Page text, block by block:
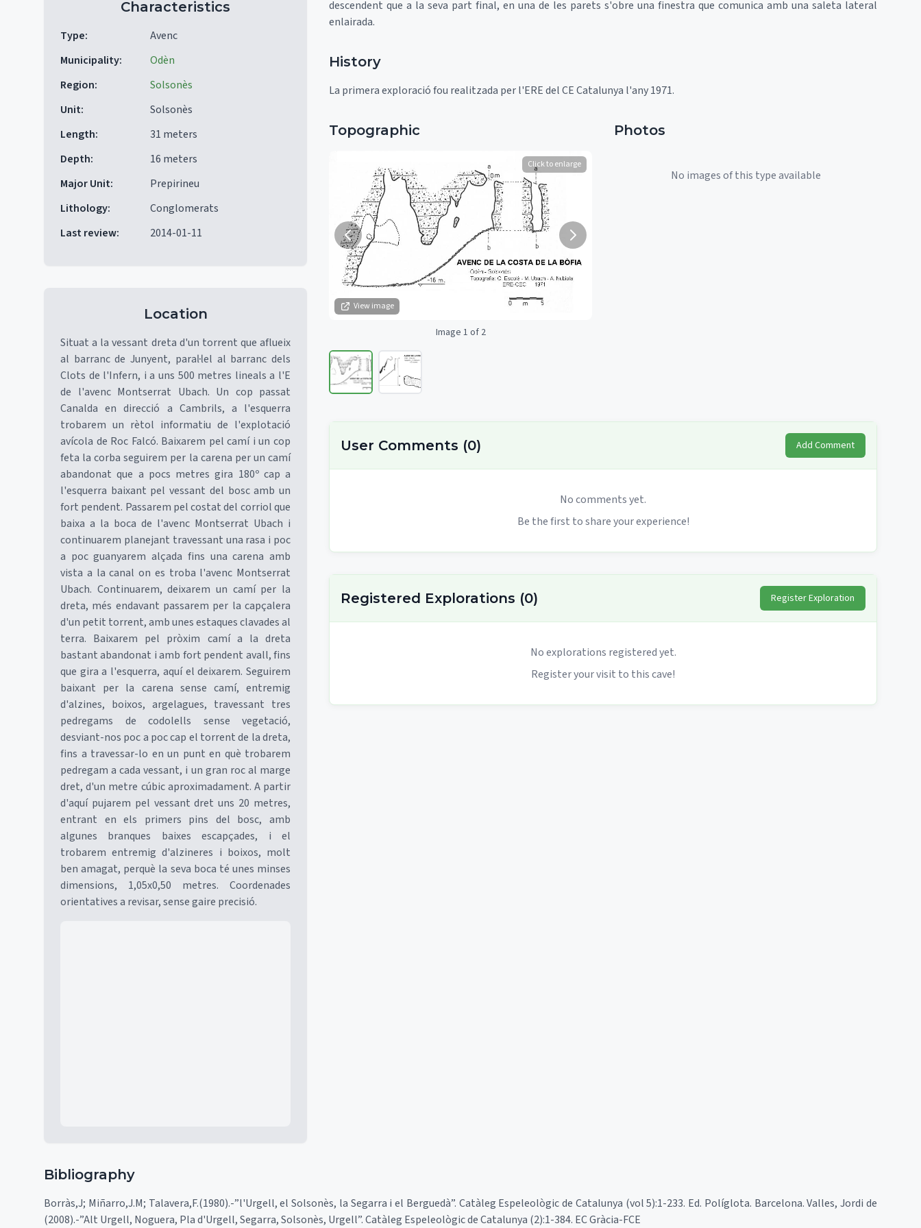
Characteristics
Type:
Avenc
Municipality:
Odèn
Region:
Solsonès
Unit:
Solsonès
Length:
31 meters
Depth:
16 meters
Major Unit:
Prepirineu
Lithology:
Conglomerats
Last review: 2014-01-11
Location
Situat a la vessant dreta d'un torrent que aflueix
al barranc de Junyent, paral·lel al barranc dels
Clots de l'Infern, i a uns 500 metres lineals a l'E
de l'avenc Montserrat Ubach. Un cop passat
Canalda en direcció a Cambrils, a l'esquerra
trobarem un rètol informatiu de l'explotació
avícola de Roc Falcó. Baixarem pel camí i un cop
feta la corba seguirem per la carena per un camí
abandonat que a pocs metres gira 180º cap a
l'esquerra baixant pel vessant del bosc amb un
fort pendent. Passarem pel costat del corriol que
baixa a la boca de l'avenc Montserrat Ubach i
continuarem planejant travessant una rasa i poc
a poc guanyarem alçada fins una carena amb
vista a la canal on es troba l'avenc Montserrat
Ubach. Continuarem, deixarem un camí per la
dreta, més endavant passarem per la capçalera
d'un petit torrent, amb unes estaques clavades al
terra. Baixarem pel pròxim camí a la dreta
bastant abandonat i amb fort pendent avall, fins
que gira a l'esquerra, aquí el deixarem. Seguirem
baixant per la carena sense camí, entremig
d'alzines, boixos, argelagues, travessant tres
pedregams de codolells sense vegetació,
desviant-nos poc a poc cap el torrent de la dreta,
fins a travessar-lo en un punt en què trobarem
pedregam a cada vessant, i un gran roc al marge
dret, d'un metre cúbic aproximadament. A partir
d'aquí pujarem pel vessant dret uns 20 metres,
entrant en els primers pins del bosc, amb
algunes branques baixes escapçades, i el
trobarem entremig d'alzineres i boixos, molt
ben amagat, perquè la seva boca té unes minses
dimensions, 1,05x0,50 metres. Coordenades
orientatives a revisar, sense gaire precisió.
descendent que a la seva part final, en una de les parets s'obre una finestra que comunica amb una saleta lateral
enlairada.
History
La primera exploració fou realitzada per l'ERE del CE Catalunya l'any 1971.
Topographic
View image
Click to enlarge
Image 1 of 2
Photos
No images of this type available
User Comments (0) Add Comment
No comments yet.
Be the first to share your experience!
Registered Explorations (0) Register Exploration
No explorations registered yet.
Register your visit to this cave!
Bibliography
Borràs,J; Miñarro,J.M; Talavera,F.(1980).-”l'Urgell, el Solsonès, la Segarra i el Berguedà”. Catàleg Espeleològic de Catalunya (vol 5):1-233. Ed. Políglota. Barcelona. Valles, Jordi de
(2008).-”Alt Urgell, Noguera, Pla d'Urgell, Segarra, Solsonès, Urgell”. Catàleg Espeleològic de Catalunya (2):1-384. EC Gràcia-FCE